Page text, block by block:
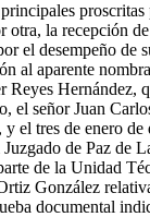
proscritas
otra, la recepción
el desempeño de
al aparente
Hernández,
el señor Juan
el tres de enero
de Paz de
de la Unidad
González
documental